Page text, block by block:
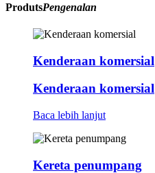
ProdutsPengenalan
Kenderaan komersial
Kenderaan komersial
Baca lebih lanjut
Kereta penumpang